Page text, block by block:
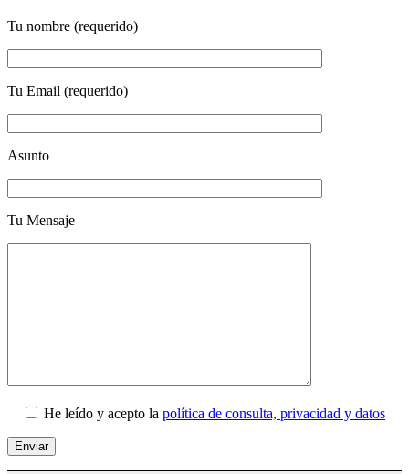
Tu nombre (requerido)
Tu Email (requerido)
Asunto
Tu Mensaje
He leído y acepto la política de consulta, privacidad y datos